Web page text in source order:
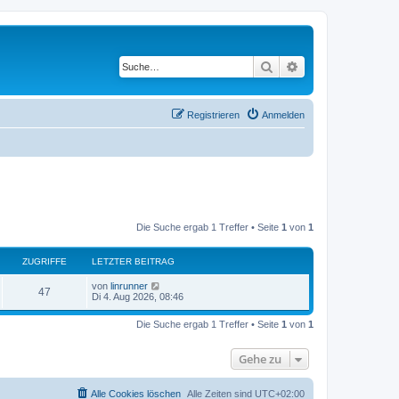
Suche
Anmelden
Registrieren
Die Suche ergab 1 Treffer • Seite 1 von 1
ZUGRIFFE LETZTER BEITRAG
47
u
L
e
z
i
t
von linrunner
Di 4. Aug 2026, 08:46
Die Suche ergab 1 Treffer • Seite 1 von 1
Gehe zu
Alle Zeiten sind UTC+02:00
Alle Cookies löschen